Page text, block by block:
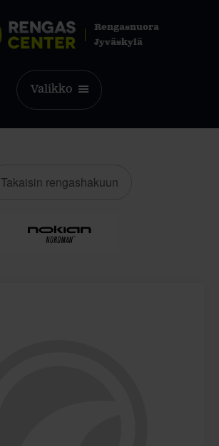
Rengasnuora
Jyväskylä
Valikko
Takaisin rengashakuun